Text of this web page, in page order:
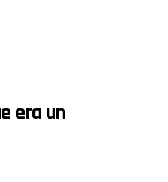
era un